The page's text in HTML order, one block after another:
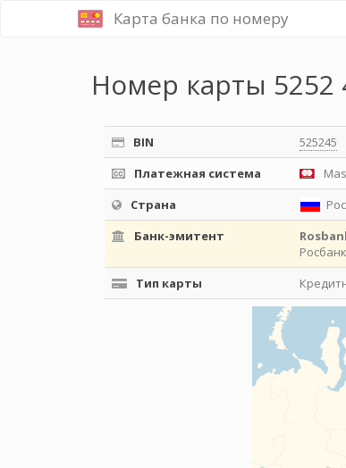
Карта банка по номеру
Номер карты 5252
BIN
525245
Платежная система
Страна
Банк-эмитент
Росбанк
Тип карты